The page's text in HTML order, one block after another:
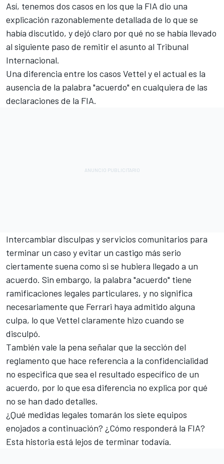
Así, tenemos dos casos en los que la FIA dio una
explicación razonablemente detallada de lo que se
había discutido, y dejó claro por qué no se había llevado
al siguiente paso de remitir el asunto al Tribunal
Internacional.
Una diferencia entre los casos Vettel y el actual es la
ausencia de la palabra "acuerdo" en cualquiera de las
declaraciones de la FIA.
Intercambiar disculpas y servicios comunitarios para
terminar un caso y evitar un castigo más serio
ciertamente suena como si se hubiera llegado a un
acuerdo. Sin embargo, la palabra "acuerdo" tiene
ramificaciones legales particulares, y no significa
necesariamente que Ferrari haya admitido alguna
culpa, lo que Vettel claramente hizo cuando se
disculpó.
También vale la pena señalar que la sección del
reglamento que hace referencia a la confidencialidad
no especifica que sea el resultado específico de un
acuerdo, por lo que esa diferencia no explica por qué
no se han dado detalles.
¿Qué medidas legales tomarán los siete equipos
enojados a continuación? ¿Cómo responderá la FIA?
Esta historia está lejos de terminar todavía.